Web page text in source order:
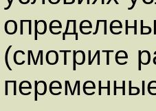
(смотрите